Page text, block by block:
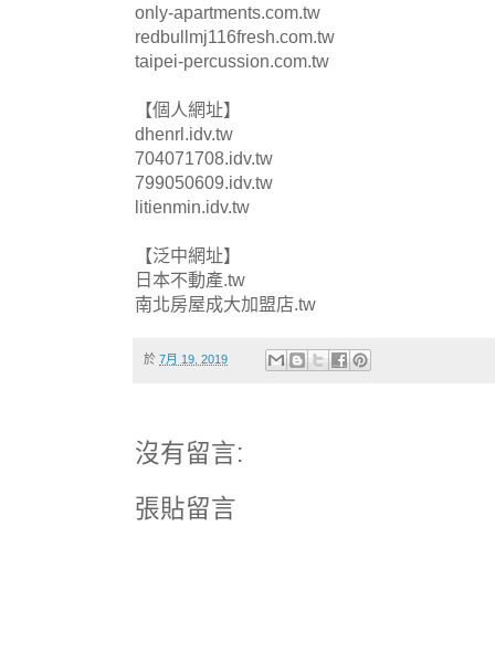
only-apartments.com.tw
redbullmj116fresh.com.tw
taipei-percussion.com.tw
【個人網址】
dhenrl.idv.tw
704071708.idv.tw
799050609.idv.tw
litienmin.idv.tw
【泛中網址】
日本不動產.tw
南北房屋成大加盟店.tw
於 7月 19, 2019
沒有留言:
張貼留言